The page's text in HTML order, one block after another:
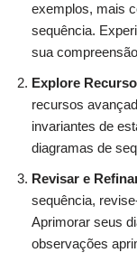
exemplos, mais
sequência.
sua
Explore
recursos
invariantes de
diagramas de
Revisar e
sequência,
Aprimorar seus
observações